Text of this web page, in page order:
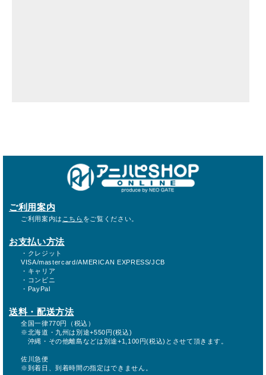
ご利用案内
ご利用案内は こちら をご覧ください。
お支払い方法
・クレジット
VISA/mastercard/AMERICAN EXPRESS/JCB
・キャリア
・コンビニ
・PayPal
送料・配送方法
全国一律770円（税込）
※北海道・九州は別途+550円(税込)
沖縄・その他離島などは別途+1,100円(税込)とさせて頂きます。
佐川急便
※到着日、到着時間の指定はできません。